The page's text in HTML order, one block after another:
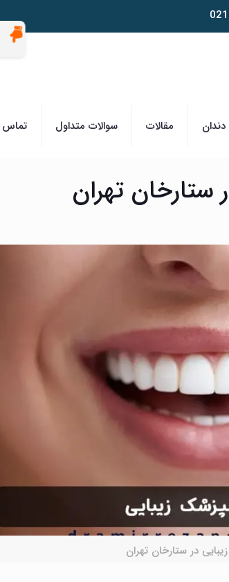
مقالات سوالات متداول تماس
ستارخان تهران
در ستارخان تهران